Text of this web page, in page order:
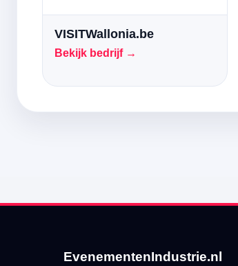
VISITWallonia.be
Bekijk bedrijf →
EvenementenIndustrie.nl